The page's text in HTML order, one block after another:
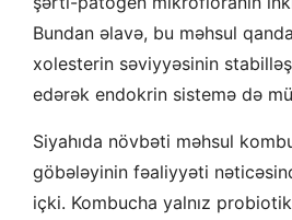
Bundan əlavə, bu məhsul
xolesterin səviyyəsinin
edərək endokrin sistemə də
Siyahıda növbəti məhsul
göbələyinin fəaliyyəti
içki. Kombucha yalnız